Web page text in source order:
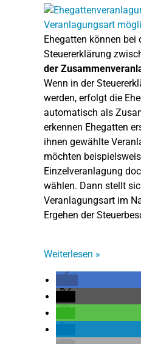
Ehegatten können bei
Steuererklärung
der
Wenn in der
werden, erfolgt die
automatisch als
erkennen Ehegatten
ihnen gewählte
möchten
Einzelveranlagung
wählen. Dann stellt
Veranlagungsart im
Ergehen der
Weiterlesen »